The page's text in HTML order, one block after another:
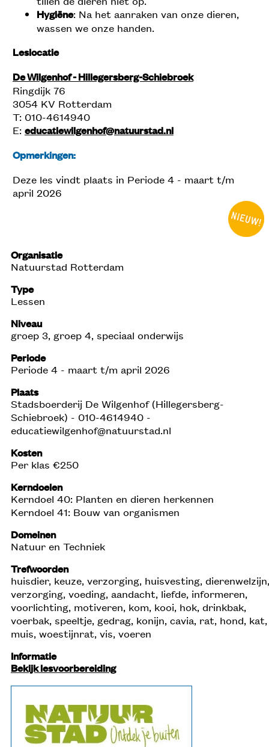
Hygiëne: Na het aanraken van onze dieren,
wassen we onze handen.
Leslocatie
De Wilgenhof - Hillegersberg-Schiebroek
Ringdijk 76
3054 KV Rotterdam
T: 010-4614940
E: educatiewilgenhof@natuurstad.nl
Opmerkingen:
Deze les vindt plaats in Periode 4 - maart t/m
april 2026
Organisatie
Natuurstad Rotterdam
Type
Lessen
Niveau
groep 3, groep 4, speciaal onderwijs
Periode
Periode 4 - maart t/m april 2026
Plaats
Stadsboerderij De Wilgenhof (Hillegersberg-
Schiebroek) - 010-4614940 -
educatiewilgenhof@natuurstad.nl
Kosten
Per klas €250
Kerndoelen
Kerndoel 40: Planten en dieren herkennen
Kerndoel 41: Bouw van organismen
Domeinen
Natuur en Techniek
Trefwoorden
huisdier, keuze, verzorging, huisvesting, dierenwelzijn,
verzorging, voeding, aandacht, liefde, informeren,
voorlichting, motiveren, kom, kooi, hok, drinkbak,
voerbak, speeltje, gedrag, konijn, cavia, rat, hond, kat,
muis, woestijnrat, vis, voeren
Informatie
Bekijk lesvoorbereiding